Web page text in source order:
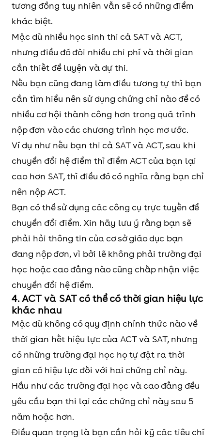
tương đồng tuy nhiên vẫn sẽ có những điểm
khác biệt.
Mặc dù nhiều học sinh thi cả SAT và ACT,
nhưng điều đó đòi nhiều chi phí và thời gian
cần thiết để luyện và dự thi.
Nếu bạn cũng đang làm điều tương tự thì bạn
cần tìm hiểu nên sử dụng chứng chỉ nào để có
nhiều cơ hội thành công hơn trong quá trình
nộp đơn vào các chương trình học mơ ước.
Ví dụ như nếu bạn thi cả SAT và ACT, sau khi
chuyển đổi hệ điểm thì điểm ACT của bạn lại
cao hơn SAT, thì điều đó có nghĩa rằng bạn chỉ
nên nộp ACT.
Bạn có thể sử dụng các công cụ trực tuyến để
chuyển đổi điểm. Xin hãy lưu ý rằng bạn sẽ
phải hỏi thông tin của cơ sở giáo dục bạn
đang nộp đơn, vì bởi lẽ không phải trường đại
học hoặc cao đẳng nào cũng chấp nhận việc
chuyển đổi hệ điểm.
4. ACT và SAT có thể có thời gian hiệu lực
khác nhau
Mặc dù không có quy định chính thức nào về
thời gian hết hiệu lực của ACT và SAT, nhưng
có những trường đại học họ tự đặt ra thời
gian có hiệu lực đối với hai chứng chỉ này.
Hầu như các trường đại học và cao đẳng đều
yêu cầu bạn thi lại các chứng chỉ này sau 5
năm hoặc hơn.
Điều quan trọng là bạn cần hỏi kỹ các tiêu chí